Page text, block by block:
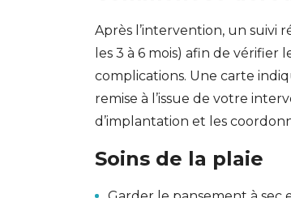
Après l’intervention, un suivi
les 3 à 6 mois) afin de vérifier
complications. Une carte
remise à l’issue de votre
d’implantation et les
Soins de la plaie